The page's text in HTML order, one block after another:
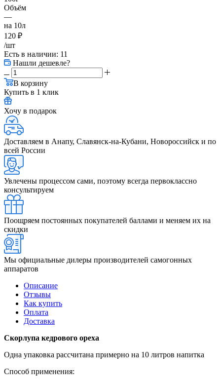
Объём
—
на 10л
120 ₽
/шт
Есть в наличии: 11
Нашли дешевле?
В корзину
Купить в 1 клик
Хочу в подарок
Доставляем в Анапу, Славянск-на-Кубани, Новороссийск и по
всей России
Увлечены процессом сами, поэтому всегда первоклассно
консультируем
Поощряем постоянных покупателей баллами и меняем их на
скидки
Мы официальные дилеры производителей самогонных
аппаратов
Описание
Отзывы
Как купить
Оплата
Доставка
Скорлупа кедрового ореха
Одна упаковка рассчитана примерно на 10 литров напитка
Способ применения: